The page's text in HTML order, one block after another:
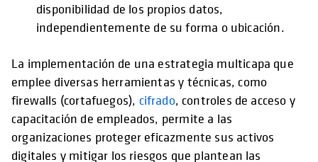
disponibilidad de los propios datos,
independientemente de su forma o ubicación.
La implementación de una estrategia multicapa que
emplee diversas herramientas y técnicas, como
firewalls (cortafuegos), cifrado, controles de acceso y
capacitación de empleados, permite a las
organizaciones proteger eficazmente sus activos
digitales y mitigar los riesgos que plantean las